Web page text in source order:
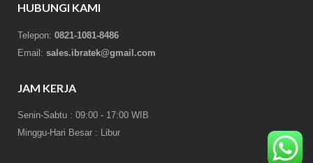
HUBUNGI KAMI
Telepon: 0821-1081-8486
Email: sales.ibratek@gmail.com
JAM KERJA
Senin-Sabtu : 09:00 - 17:00 WIB
Minggu-Hari Besar : Libur